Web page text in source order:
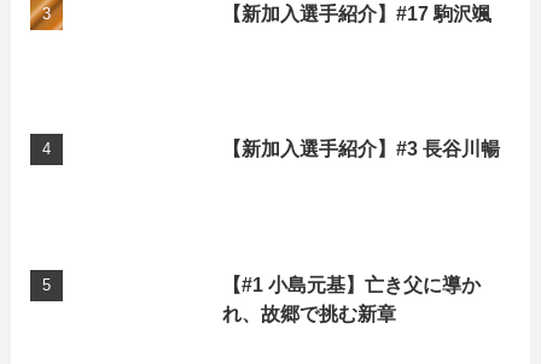
【新加入選手紹介】#17 駒沢颯
【新加入選手紹介】#3 長谷川暢
【#1 小島元基】亡き父に導か
れ、故郷で挑む新章